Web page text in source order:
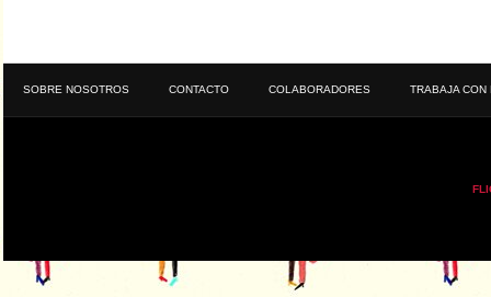
SOBRE NOSOTROS CONTACTO COLABORADORES TRABAJA CON